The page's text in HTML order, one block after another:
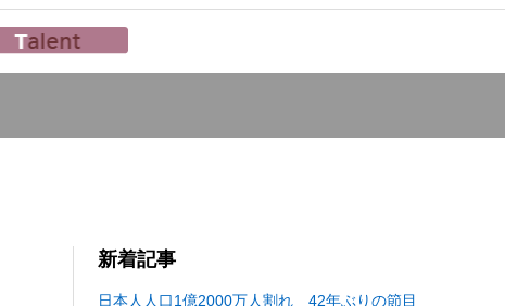
新着記事
日本人人口1億2000万人割れ 42年ぶりの節目